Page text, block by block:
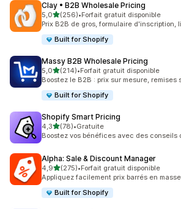
Clay • B2B Wholesale Pricing
5,0étoile(s) sur 5
(256)
256 avis au total
•Forfait gratuit disponible
Prix B2B de gros, formulaire d'inscription,
Built for Shopify
Massy B2B Wholesale Pricing
5,0étoile(s) sur 5
(214)
214 avis au total
•Forfait gratuit disponible
Boostez le B2B : prix sur mesure, remises
Built for Shopify
Shopify Smart Pricing
4,3étoile(s) sur 5
(78)
78 avis au total
•Gratuite
Boostez vos bénéfices avec des
Alpha: Sale & Discount Manager
4,9étoile(s) sur 5
(275)
275 avis au total
•Forfait gratuit disponible
Appliquez facilement prix barrés en
Built for Shopify